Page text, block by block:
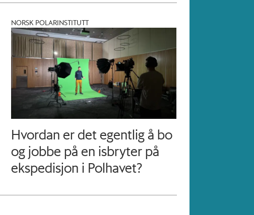
NORSK POLARINSTITUTT
Hvordan er det egentlig å bo
og jobbe på en isbryter på
ekspedisjon i Polhavet?